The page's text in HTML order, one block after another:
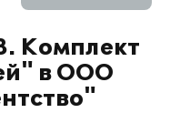
Комплект
в ООО